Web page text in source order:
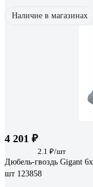
Наличие в магазинах
4 201 ₽
2.1 ₽/шт
Дюбель-гвоздь Gigant
шт 123858